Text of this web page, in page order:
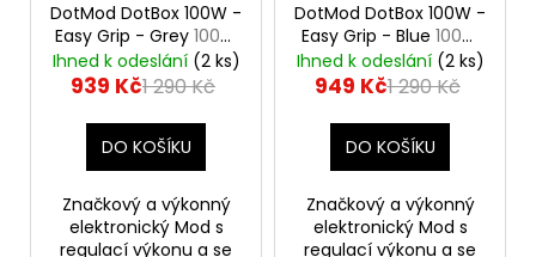
DotMod DotBox 100W -
Easy Grip - Grey 100W
Mod
Ihned k odeslání (2 ks)
939 Kč1 290 Kč
DO KOŠÍKU
Značkový a výkonný
elektronický Mod s
regulací výkonu a se
DotMod DotBox 100W -
Easy Grip - Blue 100W
Mod
Ihned k odeslání (2 ks)
949 Kč1 290 Kč
DO KOŠÍKU
Značkový a výkonný
elektronický Mod s
regulací výkonu a se